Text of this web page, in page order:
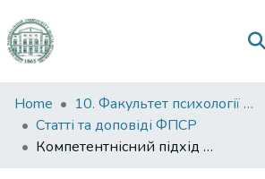
Communities
&
Collections
Home
10. Факультет психології та соціальної роботи
Статті та доповіді ФПСР
Компетентнісний підхід як методологія професійної підготовки у вищій школі